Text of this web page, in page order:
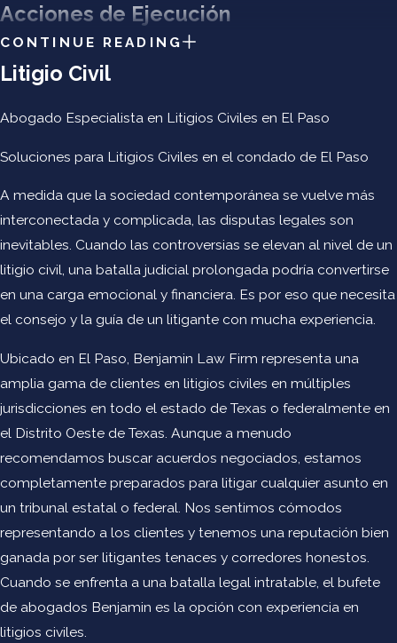
Acciones de Ejecución
de implementar procedimientos y pautas para la concesión
violen estas reglas. Nos sentimos cómodos representando a
agencias federales con autoridad de supervisión sobre
aviación y aeroespacial, tales como:
La Administración de Seguridad en el Transporte (TSA)
La Junta Nacional de Seguridad en el Transporte (NTSB)
El Departamento de Transporte (DOT)
Trabajamos con nuestros clientes con respecto a las
acciones de cumplimiento que surgen de cuestiones
relacionadas con las certificaciones de los pilotos, las
calificaciones de las aeronaves, las reglas de vuelo, el
equipo, los requisitos de instrucción y certificación, el uso de
alcohol y drogas, el mantenimiento y las inspecciones y
otras presuntas violaciones. Ya sea que se trate de una
violación FAR, una acción de certificado de defensa de
aviadores, una certificación médica de la FAA o una condena
por DUI, tenemos el conocimiento y las habilidades para que
usted siga volando.
CONTINUE READING
Litigio Civil
Abogado Especialista en Litigios Civiles en El Paso
Soluciones para Litigios Civiles en el condado de El Paso
A medida que la sociedad contemporánea se vuelve más
interconectada y complicada, las disputas legales son
inevitables. Cuando las controversias se elevan al nivel de un
litigio civil, una batalla judicial prolongada podría convertirse
en una carga emocional y financiera. Es por eso que necesita
el consejo y la guía de un litigante con mucha experiencia.
Ubicado en El Paso, Benjamin Law Firm representa una
amplia gama de clientes en litigios civiles en múltiples
jurisdicciones en todo el estado de Texas o federalmente en
el Distrito Oeste de Texas. Aunque a menudo
recomendamos buscar acuerdos negociados, estamos
completamente preparados para litigar cualquier asunto en
un tribunal estatal o federal. Nos sentimos cómodos
representando a los clientes y tenemos una reputación bien
ganada por ser litigantes tenaces y corredores honestos.
Cuando se enfrenta a una batalla legal intratable, el bufete
de abogados Benjamin es la opción con experiencia en
litigios civiles.